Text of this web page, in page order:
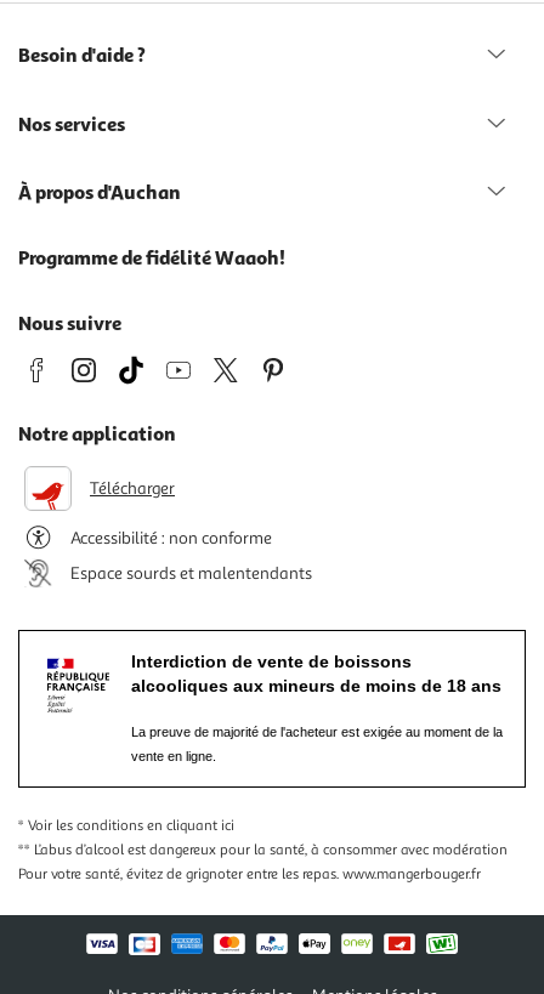
Besoin d'aide ?
Nos services
À propos d'Auchan
Programme de fidélité Waaoh!
Nous suivre
Notre application
Télécharger
Accessibilité : non conforme
Espace sourds et malentendants
Interdiction de vente de boissons
alcooliques aux mineurs de moins de 18 ans
La preuve de majorité de l'acheteur est exigée au moment de la
vente en ligne.
* Voir les conditions en cliquant ici
** L’abus d’alcool est dangereux pour la santé, à consommer avec modération
Pour votre santé, évitez de grignoter entre les repas. www.mangerbouger.fr